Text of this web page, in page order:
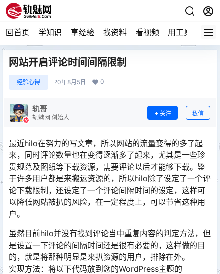
回首页 学知识 享经验 找资料 看视频 用工具 论技
网站开启评论时间间隔限制
经验心得 20年8月5日 0
轨哥
轨魅网 创始人
关注 私信
最近hilo在努力的写文章，所以网站的流量变得的多了起
来，同时评论数量也在变得逐渐多了起来，尤其是一些珍
贵规范及图纸等下载资源，需要评论以后才能够下载。鉴
于许多用户都是来搬运资源的，所以hilo除了设定了一个评
论下载限制，还设定了一个评论间隔时间的设定，这样可
以降低网站被扒的风险，在一定程度上，可以节省这种用
户。󠅅󠅃󠄵󠅂󠄪󠇖󠆨󠆨󠇕󠆞󠆒󠅬󠇘󠆭󠆘󠇙󠆝󠅵󠇗󠆭󠆁󠄐󠇗󠅹󠅸󠇖󠆍󠅳󠇖󠅹󠅰󠇖󠆌󠅹
虽然目前hilo并没有找到评论当中重复内容的判定方法，但
是设置一下评论的间隔时间还是很有必要的，这样做的目
的，就是将那种明显是来扒资源的用户，排除在外。
实现方法：将以下代码放到您的WordPress主题的